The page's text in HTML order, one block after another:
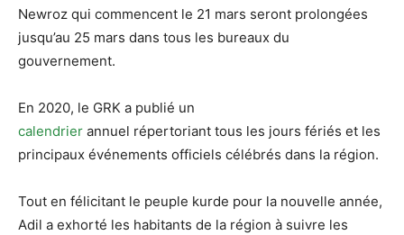
Newroz qui commencent le 21 mars seront prolongées
jusqu’au 25 mars dans tous les bureaux du
gouvernement.
En 2020, le GRK a publié un
calendrier annuel répertoriant tous les jours fériés et les
principaux événements officiels célébrés dans la région.
Tout en félicitant le peuple kurde pour la nouvelle année,
Adil a exhorté les habitants de la région à suivre les